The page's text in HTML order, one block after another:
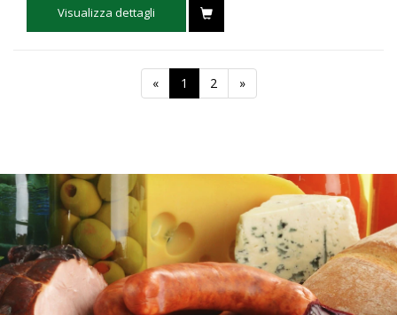
Visualizza dettagli
« 1 2 »